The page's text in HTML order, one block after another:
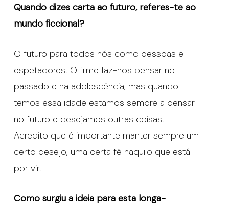
Quando dizes carta ao futuro, referes-te ao
mundo ficcional?
O futuro para todos nós como pessoas e
espetadores. O filme faz-nos pensar no
passado e na adolescência, mas quando
temos essa idade estamos sempre a pensar
no futuro e desejamos outras coisas.
Acredito que é importante manter sempre um
certo desejo, uma certa fé naquilo que está
por vir.
Como surgiu a ideia para esta longa-